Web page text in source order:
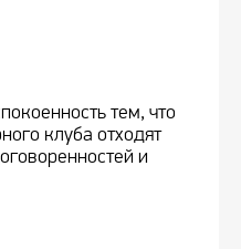
тем, что
клуба отходят
и